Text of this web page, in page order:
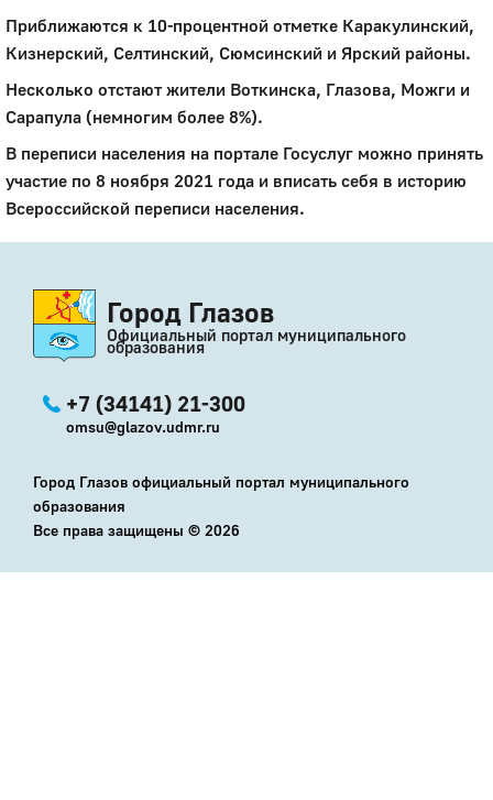
Приближаются к 10-процентной отметке Каракулинский,
Кизнерский, Селтинский, Сюмсинский и Ярский районы.
Несколько отстают жители Воткинска, Глазова, Можги и
Сарапула (немногим более 8%).
В переписи населения на портале Госуслуг можно принять
участие по 8 ноября 2021 года и вписать себя в историю
Всероссийской переписи населения.
Город Глазов
Официальный портал муниципального
образования
+7 (34141) 21-300
omsu@glazov.udmr.ru
Город Глазов официальный портал муниципального
образования
Все права защищены © 2026